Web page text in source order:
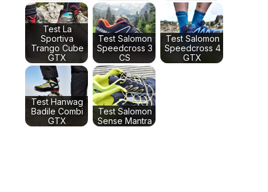
Test La
Sportiva
Trango Cube
GTX
Test Salomon
Speedcross 3
CS
Test Salomon
Speedcross 4
GTX
Test Hanwag
Badile Combi
GTX
Test Salomon
Sense Mantra